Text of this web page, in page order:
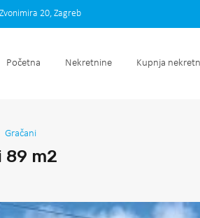
Početna Nekretnine
20, Zagreb
Početna Nekretnine Kupnja
Gračani
89 m2